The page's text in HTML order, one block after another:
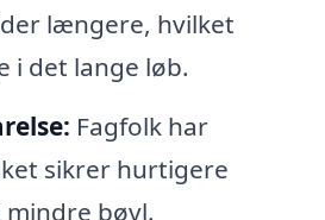
længere, hvilket
i det lange løb.
Fagfolk har
sikrer hurtigere
bøvl.